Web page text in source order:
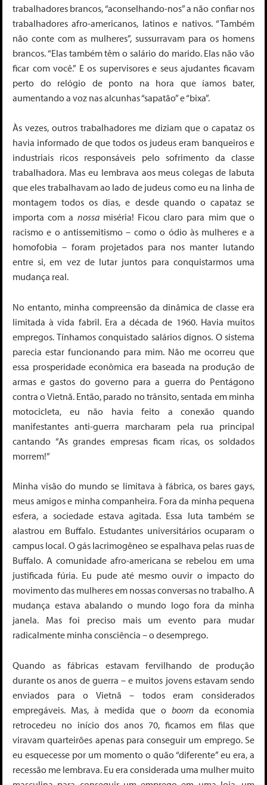
trabalhadores brancos, “aconselhando-nos” a não confiar nos
trabalhadores afro-americanos, latinos e nativos. “Também
não conte com as mulheres”, sussurravam para os homens
brancos. “Elas também têm o salário do marido. Elas não vão
ficar com você.” E os supervisores e seus ajudantes ficavam
perto do relógio de ponto na hora que íamos bater,
aumentando a voz nas alcunhas “sapatão” e “bixa”.
Às vezes, outros trabalhadores me diziam que o capataz os
havia informado de que todos os judeus eram banqueiros e
industriais ricos responsáveis ​​pelo sofrimento da classe
trabalhadora. Mas eu lembrava aos meus colegas de labuta
que eles trabalhavam ao lado de judeus como eu na linha de
montagem todos os dias, e desde quando o capataz se
importa com a nossamiséria! Ficou claro para mim que o
racismo e o antissemitismo – como o ódio às mulheres e a
homofobia – foram projetados para nos manter lutando
entre si, em vez de lutar juntos para conquistarmos uma
mudança real.
No entanto, minha compreensão da dinâmica de classe era
limitada à vida fabril. Era a década de 1960. Havia muitos
empregos. Tínhamos conquistado salários dignos. O sistema
parecia estar funcionando para mim. Não me ocorreu que
essa prosperidade econômica era baseada na produção de
armas e gastos do governo para a guerra do Pentágono
contra o Vietnã. Então, parado no trânsito, sentada em minha
motocicleta, eu não havia feito a conexão quando
manifestantes anti-guerra marcharam pela rua principal
cantando “As grandes empresas ficam ricas, os soldados
morrem!”
Minha visão do mundo se limitava à fábrica, os bares gays,
meus amigos e minha companheira. Fora da minha pequena
esfera, a sociedade estava agitada. Essa luta também se
alastrou em Buffalo. Estudantes universitários ocuparam o
campus local. O gás lacrimogêneo se espalhava pelas ruas de
Buffalo. A comunidade afro-americana se rebelou em uma
justificada fúria. Eu pude até mesmo ouvir o impacto do
movimento das mulheres em nossas conversas no trabalho. A
mudança estava abalando o mundo logo fora da minha
janela. Mas foi preciso mais um evento para mudar
radicalmente minha consciência – o desemprego.
Quando as fábricas estavam fervilhando de produção
durante os anos de guerra – e muitos jovens estavam sendo
enviados para o Vietnã – todos eram considerados
empregáveis. Mas, à medida que o boom da economia
retrocedeu no início dos anos 70, ficamos em filas que
viravam quarteirões apenas para conseguir um emprego. Se
eu esquecesse por um momento o quão “diferente” eu era, a
recessão me lembrava. Eu era considerada uma mulher muito